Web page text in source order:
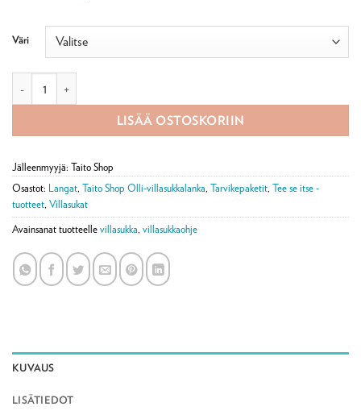
Väri
LISÄÄ OSTOSKORIIN
Jälleenmyyjä: Taito Shop
Osastot: Langat, Taito Shop Olli-villasukkalanka, Tarvikepaketit, Tee se itse -
tuotteet, Villasukat
Avainsanat tuotteelle villasukka, villasukkaohje
KUVAUS
LISÄTIEDOT